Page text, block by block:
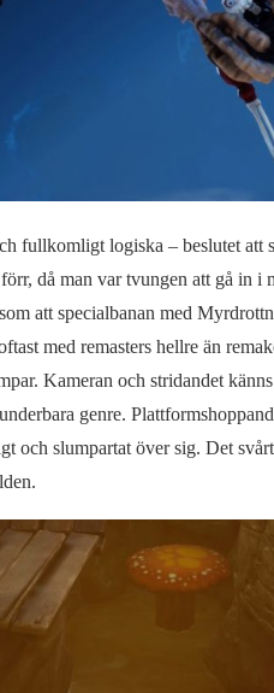
fullkomligt logiska – beslutet att
då man var tvungen att gå in i
att specialbanan med
med remasters hellre än
Kameran och stridandet
genre.
och slumpartat över sig. Det